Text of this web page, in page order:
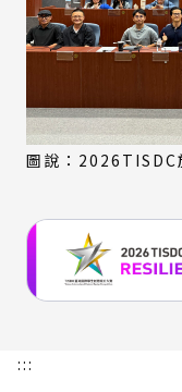
圖說：2026TISDC
:::